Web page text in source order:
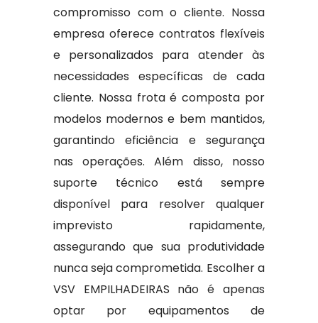
compromisso com o cliente. Nossa
empresa oferece contratos flexíveis
e personalizados para atender às
necessidades específicas de cada
cliente. Nossa frota é composta por
modelos modernos e bem mantidos,
garantindo eficiência e segurança
nas operações. Além disso, nosso
suporte técnico está sempre
disponível para resolver qualquer
imprevisto rapidamente,
assegurando que sua produtividade
nunca seja comprometida. Escolher a
VSV EMPILHADEIRAS não é apenas
optar por equipamentos de